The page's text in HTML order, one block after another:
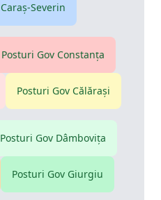
Caraş-Severin
Posturi Gov Constanţa
Posturi Gov Călăraşi
Posturi Gov Dâmboviţa
Posturi Gov Giurgiu